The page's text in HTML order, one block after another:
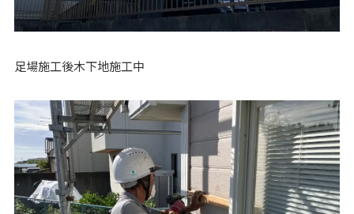
足場施工後木下地施工中